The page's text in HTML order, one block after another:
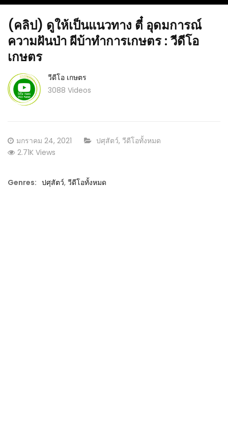
กใบ
(คลิป) สูตรอาหารไก่พื้นเมือง ไก่โตไว แข็งแรง
น้ำหนักดี
(คลิป) ดูให้เป็นแนวทาง ตี๋ อุดมการณ์
ความฝันป่า ผีบ้าทำการเกษตร : วีดีโอ
เกษตร
วีดีโอ เกษตร
3088 Videos
Posted
on
มกราคม 24, 2021 CATEGORY:
ปศุสัตว์, วีดีโอทั้งหมด
2.71K Views
Genres: ปศุสัตว์, วีดีโอทั้งหมด